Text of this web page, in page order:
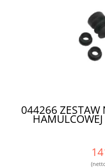
044266 ZESTAW